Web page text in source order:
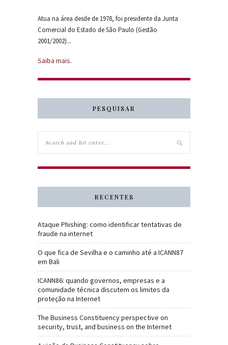
Atua na área desde de 1978, foi presidente da Junta
Comercial do Estado de São Paulo (Gestão
2001/2002)...
Saiba mais.
PESQUISAR
RECENTES
Ataque Phishing: como identificar tentativas de
fraude na internet
O que fica de Sevilha e o caminho até a ICANN87
em Bali
ICANN86: quando governos, empresas e a
comunidade técnica discutem os limites da
proteção na Internet
The Business Constituency perspective on
security, trust, and business on the Internet